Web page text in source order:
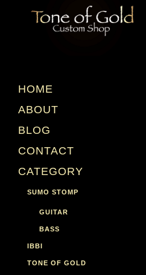
HOME
ABOUT
BLOG
CONTACT
CATEGORY
SUMO STOMP
GUITAR
BASS
IBBI
TONE OF GOLD